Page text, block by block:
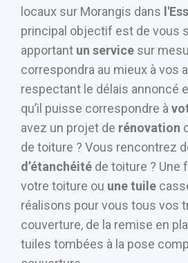
locaux sur Morangis dans
principal objectif est de vous
apportant un service sur
correspondra au mieux à vos
respectant le délais annoncé
qu’il puisse correspondre à
avez un projet de rénovation
de toiture ? Vous rencontrez
d’étanchéité de toiture ? Une
votre toiture ou une tuile
réalisons pour vous tous vos
couverture, de la remise en
tuiles tombées à la pose